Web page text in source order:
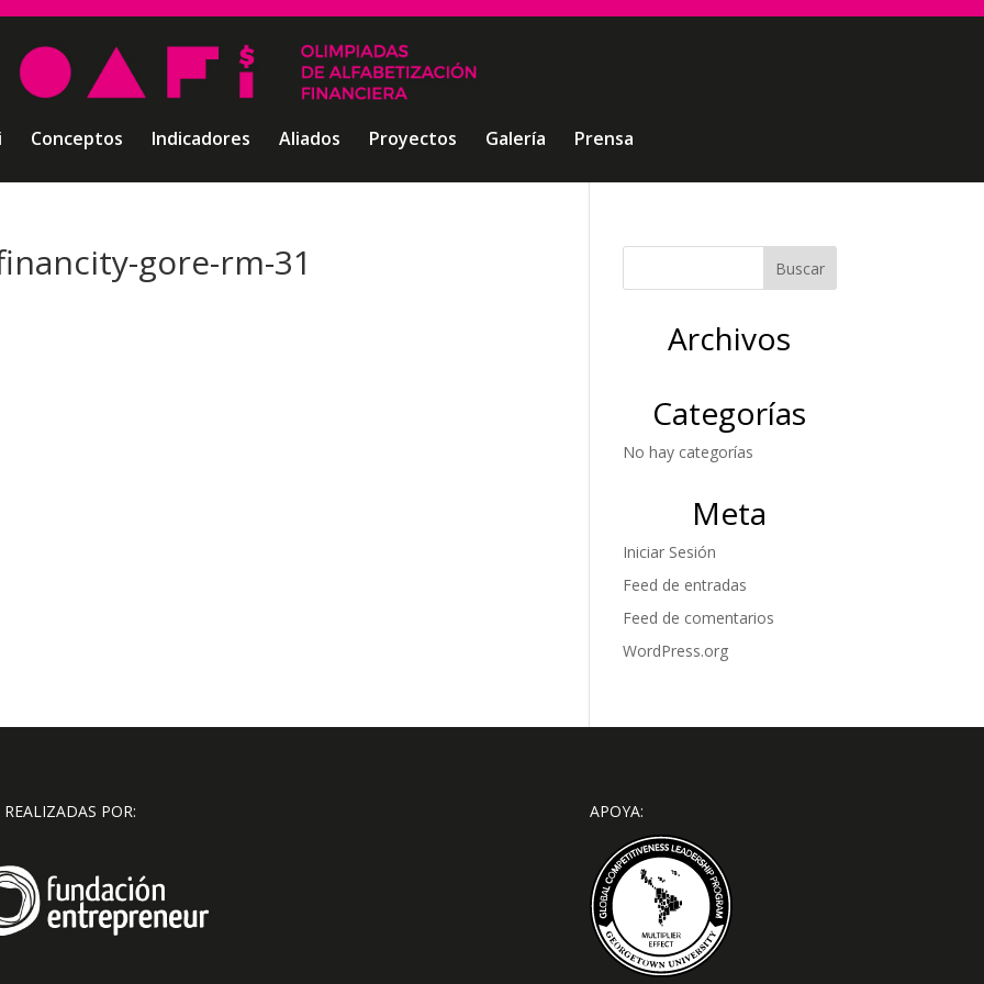
Conceptos Indicadores Aliados Proyectos Galería Prensa
gore-rm-31
Archivos
Categorías
No hay categorías
Meta
Iniciar Sesión
Feed de entradas
Feed de comentarios
WordPress.org
POR: APOYA: